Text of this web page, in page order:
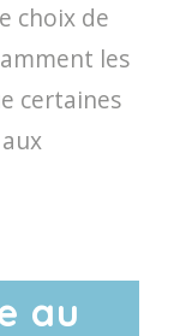
choix de
les
certaines
au